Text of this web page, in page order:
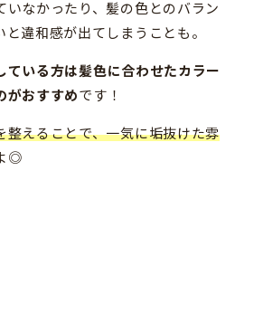
いなかったり、髪の色とのバラン
と違和感が出てしまうことも。
ている方は髪色に合わせたカラー
がおすすめです！
整えることで、一気に垢抜けた雰
◎